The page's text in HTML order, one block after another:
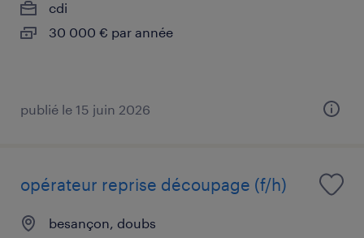
cdi
30 000 € par année
publié le 15 juin 2026
opérateur reprise découpage (f/h)
besançon, doubs